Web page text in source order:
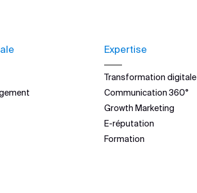
Expertise
Transformation digitale
Communication 360°
Growth Marketing
E-réputation
Formation